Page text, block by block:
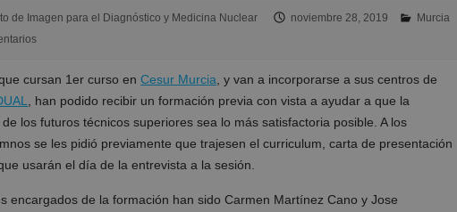
de Imagen para el Diagnóstico y Medicina Nuclear noviembre 28, 2019
Murcia
cursan 1er curso enCesur Murcia , y van a incorporarse a sus centros de
, han podido recibir un formación previa con vista a ayudar a que la
los futuros técnicos superiores sea lo más satisfactoria posible. A los
se les pidió previamente que trajesen el curriculum, carta de presentación
usarán el día de la entrevista a la sesión.
encargados de la formación han sido Carmen Martínez Cano y Jose